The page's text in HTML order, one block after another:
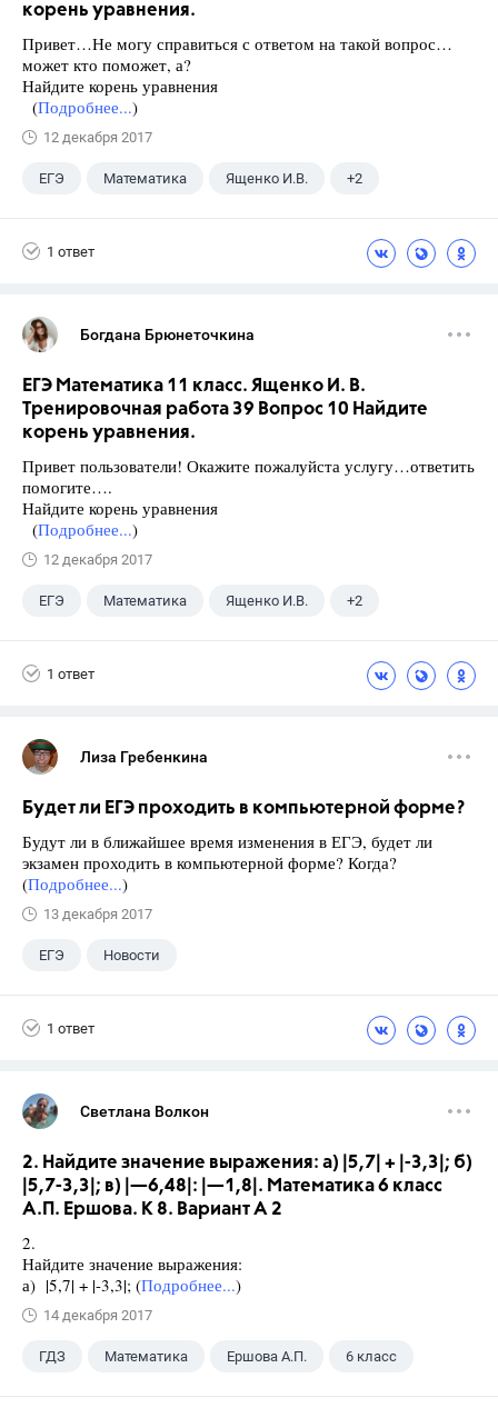
корень уравнения.
Привет…Не могу справиться с ответом на такой вопрос…
может кто поможет, а?
Найдите корень уравнения
(Подробнее...)
12 декабря 2017
ЕГЭ Математика Ященко И.В. +2
1 ответ
Богдана Брюнеточкина
ЕГЭ Математика 11 класс. Ященко И. В.
Тренировочная работа 39 Вопрос 10 Найдите
корень уравнения.
Привет пользователи! Окажите пожалуйста услугу…ответить
помогите….
Найдите корень уравнения
(Подробнее...)
12 декабря 2017
ЕГЭ Математика Ященко И.В. +2
1 ответ
Лиза Гребенкина
Будет ли ЕГЭ проходить в компьютерной форме?
Будут ли в ближайшее время изменения в ЕГЭ, будет ли
экзамен проходить в компьютерной форме? Когда?
(Подробнее...)
13 декабря 2017
ЕГЭ Новости
1 ответ
Светлана Волкон
2. Найдите значение выражения: а) |5,7| + |-3,3|; б)
|5,7-3,3|; в) |—6,48|: |—1,8|. Математика 6 класс
А.П. Ершова. К 8. Вариант А 2
2.
Найдите значение выражения:
а) |5,7| + |-3,3|; (Подробнее...)
14 декабря 2017
ГДЗ Математика Ершова А.П. 6 класс